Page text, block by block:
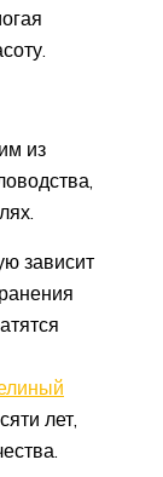
из
зависит
лет,